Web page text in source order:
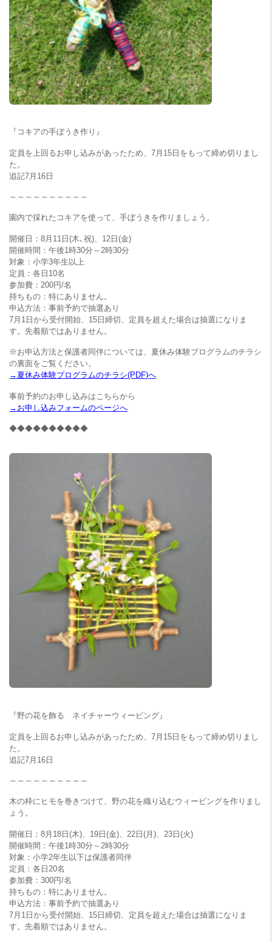
『コキアの手ぼうき作り』
定員を上回るお申し込みがあったため、7月15日をもって締め切りまし
た。
追記7月16日
～～～～～～～～～～
園内で採れたコキアを使って、手ぼうきを作りましょう。
開催日：8月11日(木､祝)、12日(金)
開催時間：午後1時30分～2時30分
対象：小学3年生以上
定員：各日10名
参加費：200円/名
持ちもの：特にありません。
申込方法：事前予約で抽選あり
7月1日から受付開始、15日締切、定員を超えた場合は抽選になりま
す。先着順ではありません。
※お申込方法と保護者同伴については、夏休み体験プログラムのチラシ
の裏面をご覧ください。
→夏休み体験プログラムのチラシ(PDF)へ
事前予約のお申し込みはこちらから
→お申し込みフォームのページへ
◆◆◆◆◆◆◆◆◆◆
『野の花を飾る ネイチャーウィービング』
定員を上回るお申し込みがあったため、7月15日をもって締め切りまし
た。
追記7月16日
～～～～～～～～～～
木の枠にヒモを巻きつけて、野の花を織り込むウィービングを作りまし
ょう。
開催日：8月18日(木)、19日(金)、22日(月)、23日(火)
開催時間：午後1時30分～2時30分
対象：小学2年生以下は保護者同伴
定員：各日20名
参加費：300円/名
持ちもの：特にありません。
申込方法：事前予約で抽選あり
7月1日から受付開始、15日締切、定員を超えた場合は抽選になりま
す。先着順ではありません。